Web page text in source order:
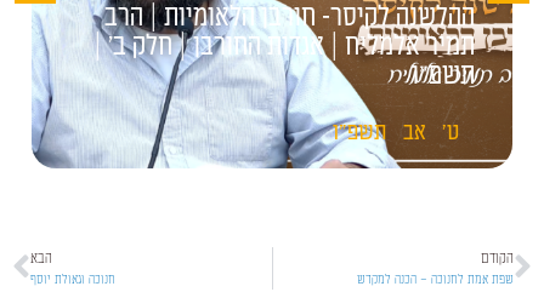
ההלשנה לקיסר- חורבן הלאומיות | הרב
תמיר אלמליח | אגדות החורבן | חלק ב' |
תשפ"ו
ט' אב תשפ"ו
הקודם
שפת אמת לחנוכה – הכנה למקדש
הבא
חנוכה וגאולת יוסף